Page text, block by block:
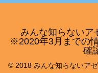
みんな知らない
※2020年3月までの
確
© 2018 みんな知らないア